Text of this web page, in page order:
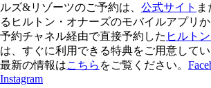
ルズ&リゾーツのご予約は、 公式サイト
るヒルトン・オナーズのモバイルアプリ
予約チャネル経由で直接予約した ヒルト
は、すぐに利用できる特典をご用意してい
最新の情報はこちら をご覧ください。
Instagram